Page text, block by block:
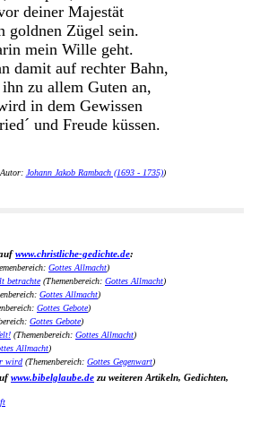
deiner Majestät
goldnen Zügel sein.
mein Wille geht.
damit auf rechter Bahn,
zu allem Guten an,
in dem Gewissen
und Freude küssen.
Johann Jakob Rambach (1693 - 1735))
www.christliche-gedichte.de:
Gottes Allmacht)
betrachte(Themenbereich: Gottes Allmacht)
Gottes Allmacht)
Gottes Gebote)
Gottes Gebote)
(Themenbereich: Gottes Allmacht)
Allmacht)
wird (Themenbereich: Gottes Gegenwart)
www.bibelglaube.de zu weiteren Artikeln, Gedichten,